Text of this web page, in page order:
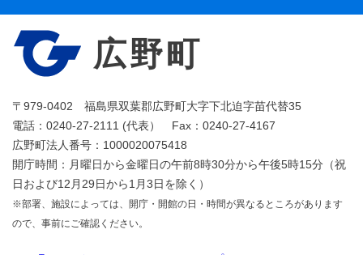
広野町
〒979-0402 福島県双葉郡広野町大字下北迫字苗代替35
電話：0240-27-2111 (代表） Fax：0240-27-4167
広野町法人番号：1000020075418
開庁時間：月曜日から金曜日の午前8時30分から午後5時15分（祝
日および12月29日から1月3日を除く）
※部署、施設によっては、開庁・開館の日・時間が異なるところがあります
ので、事前にご確認ください。